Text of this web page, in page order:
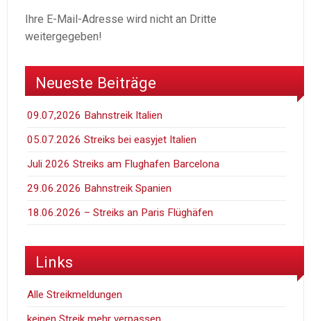
Ihre E-Mail-Adresse wird nicht an Dritte
weitergegeben!
Neueste Beiträge
09.07,2026 Bahnstreik Italien
05.07.2026 Streiks bei easyjet Italien
Juli 2026 Streiks am Flughafen Barcelona
29.06.2026 Bahnstreik Spanien
18.06.2026 – Streiks an Paris Flüghäfen
Links
Alle Streikmeldungen